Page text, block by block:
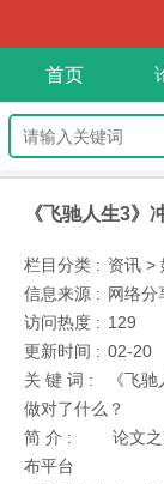
首页
《飞驰人生3》
栏目分类 : 资讯 >
信息来源 : 网络分
访问热度 : 129
更新时间 : 02-20
关 键 词 :
《飞
做对了什么？
简 介 :
论文
布平台